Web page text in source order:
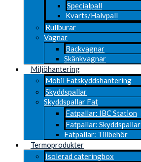
Specialpall
Kvarts/Halvpall
Rullburar
Vagnar
Backvagnar
Skänkvagnar
Miljöhantering
Mobil Fatskyddshantering
Skyddspallar
Skyddspallar Fat
Fatpallar: IBC Station
Fatpallar: Skyddspallar
Fatpallar: Tillbehör
Termoprodukter
Isolerad cateringbox